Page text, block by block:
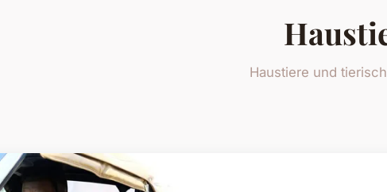
Haustiere und